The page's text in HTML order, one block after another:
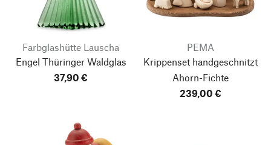
Farbglashütte Lauscha
Engel Thüringer Waldglas
37,90 €
PEMA
Krippenset handgeschnitzt
Ahorn-Fichte
239,00 €